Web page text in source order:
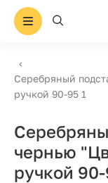
Серебряный
ручкой 90-95 1
чернью
ручкой